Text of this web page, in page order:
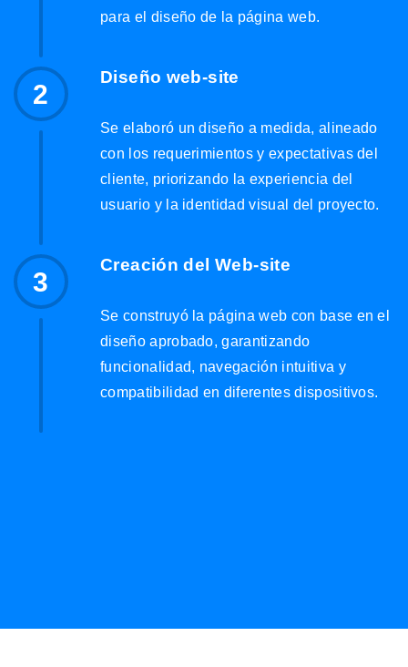
para el diseño de la página web.
2
Diseño web-site
Se elaboró un diseño a medida, alineado
con los requerimientos y expectativas del
cliente, priorizando la experiencia del
usuario y la identidad visual del proyecto.
3
Creación del Web-site
Se construyó la página web con base en el
diseño aprobado, garantizando
funcionalidad, navegación intuitiva y
compatibilidad en diferentes dispositivos.